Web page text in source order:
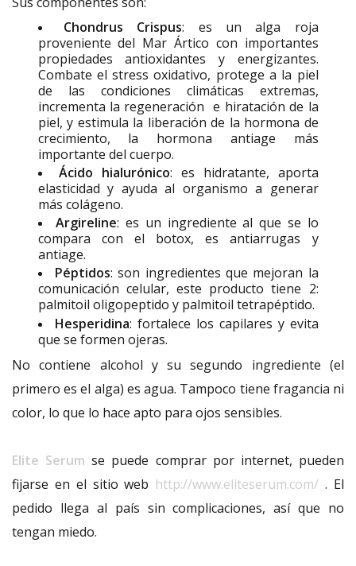
Chondrus Crispus: es un alga roja
proveniente del Mar Ártico con importantes
propiedades antioxidantes y energizantes.
Combate el stress oxidativo, protege a la piel
de las condiciones climáticas extremas,
incrementa la regeneración e hiratación de la
piel, y estimula la liberación de la hormona de
crecimiento, la hormona antiage más
importante del cuerpo.
Ácido hialurónico: es hidratante, aporta
elasticidad y ayuda al organismo a generar
más colágeno.
Argireline: es un ingrediente al que se lo
compara con el botox, es antiarrugas y
antiage.
Péptidos: son ingredientes que mejoran la
comunicación celular, este producto tiene 2:
palmitoil oligopeptido y palmitoil tetrapéptido.
Hesperidina: fortalece los capilares y evita
que se formen ojeras.
No contiene alcohol y su segundo ingrediente (el
primero es el alga) es agua. Tampoco tiene fragancia ni
color, lo que lo hace apto para ojos sensibles.
Elite Serum se puede comprar por internet, pueden
fijarse en el sitio web http://www.eliteserum.com/. El
pedido llega al país sin complicaciones, así que no
tengan miedo.